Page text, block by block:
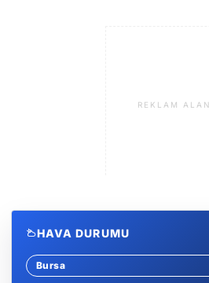
REKLAM
HAVA DURUMU
Sehir sec